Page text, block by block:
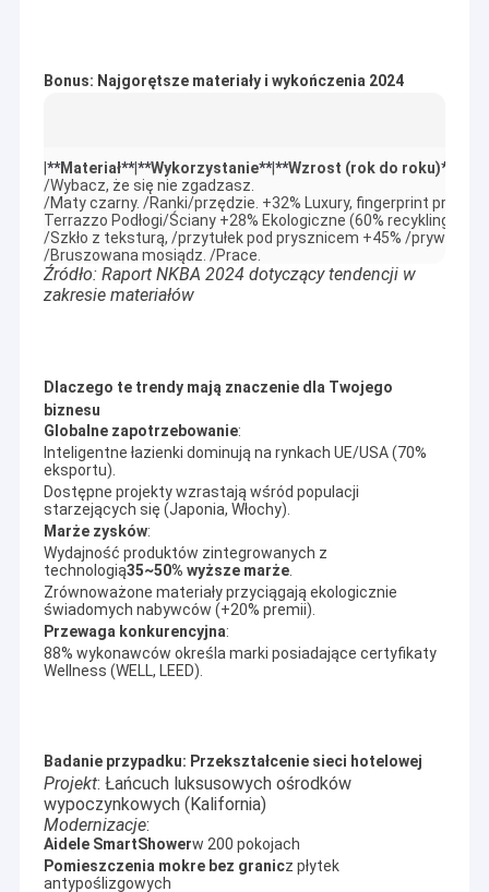
Filmy
O nas
Wycieczka po fabryce
Kontrola jakości
Kabina prysznicowa
Prosty prysznic
Kabina prysznicowa
PARAWAN PRYSZNICOWY
drzwi prysznicowe
Bonus: Najgorętsze materiały i wykończenia 2024
**Materiał**|**Wykorzystanie**|**Wzrost (rok do roku)**
/Wybacz, że się nie zgadzasz.
/Maty czarny. /Ranki/przędzie. +32% Luxury, fingerprint proof.
Terrazzo Podłogi/Ściany +28% Ekologiczne (60% recykling)
/Szkło z teksturą, /przytułek pod prysznicem +45% /
/Bruszowana mosiądz. /Prace.
Źródło: Raport NKBA 2024 dotyczący tendencji w
zakresie materiałów
Dlaczego te trendy mają znaczenie dla Twojego
biznesu
Globalne zapotrzebowanie:
Inteligentne łazienki dominują na rynkach UE/USA (70%
eksportu).
Dostępne projekty wzrastają wśród populacji
starzejących się (Japonia, Włochy).
Marże zysków:
Wydajność produktów zintegrowanych z
technologią35~50% wyższe marże.
Zrównoważone materiały przyciągają ekologicznie
świadomych nabywców (+20% premii).
Przewaga konkurencyjna:
88% wykonawców określa marki posiadające certyfikaty
Wellness (WELL, LEED).
Badanie przypadku: Przekształcenie sieci hotelowej
Projekt: Łańcuch luksusowych ośrodków
wypoczynkowych (Kalifornia)
Modernizacje:
Aidele SmartShowerw 200 pokojach
Pomieszczenia mokre bez granicz płytek
antypoślizgowych
mieście Hangzhou, 200 km od Szanghaju i 20 km od lotniska
godnego podziwu osiągnięcia: uzyskała certyfikat
ISO9001:2008, CE i RoHS.Do tej pory większość naszych
klientów z Wielkiej Brytanii, Hiszpanii, Włoch, Norwegii, Szwecji,
Polski, Litwy, Ukrainy, Australii, Rosji, Iranu, Rumunii i Indii.
Kapitały zakładowe firmy sięgają 4,88 mln RMB, a fabryka
zajmuje powierzchnię 25 000 metrów kwadratowych.Wraz z
dynamicznym rozwojem firmy, nasze obroty osiągają w 2009
roku 4 miliony dolarów, głównie w zależności od eksportu i
doświadczenie zawodowe w eksploatacji nowych produktów
pozwalają nam dostarczać klientom innowacyjne sztuki,
artystyczne dzieło wysokiej jakości produktów.
AIDELE wierzy, że jakość i uczciwość są pierwszą zasadą.I
będzie dbać o jakość życia i zdrowie razem z klientami.